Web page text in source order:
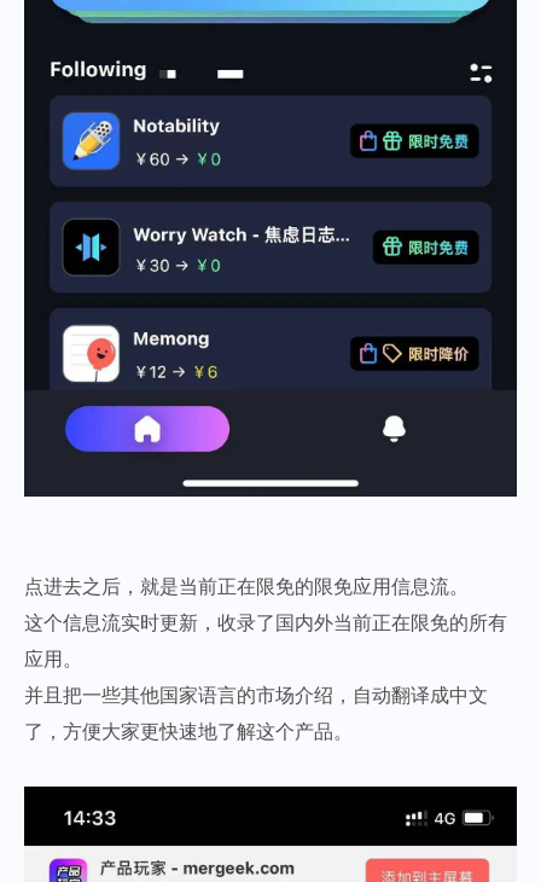
点进去之后，就是当前正在限免的限免应用信息流。
这个信息流实时更新，收录了国内外当前正在限免的所有
应用。
并且把一些其他国家语言的市场介绍，自动翻译成中文
了，方便大家更快速地了解这个产品。